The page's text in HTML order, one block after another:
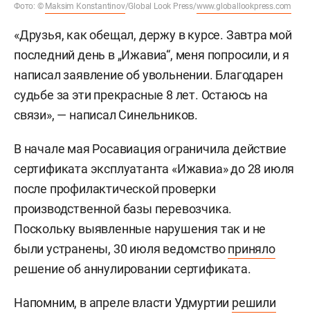
Фото: © Maksim Konstantinov/Global Look Press/www.globallookpress.com
«Друзья, как обещал, держу в курсе. Завтра мой
последний день в „Ижавиа“, меня попросили, и я
написал заявление об увольнении. Благодарен
судьбе за эти прекрасные 8 лет. Остаюсь на
связи», — написал Синельников.
В начале мая Росавиация ограничила действие
сертификата эксплуатанта «Ижавиа» до 28 июля
после профилактической проверки
производственной базы перевозчика.
Поскольку выявленные нарушения так и не
были устранены, 30 июля ведомствоприняло
решение об аннулировании сертификата.
Напомним, в апреле власти Удмуртии решили